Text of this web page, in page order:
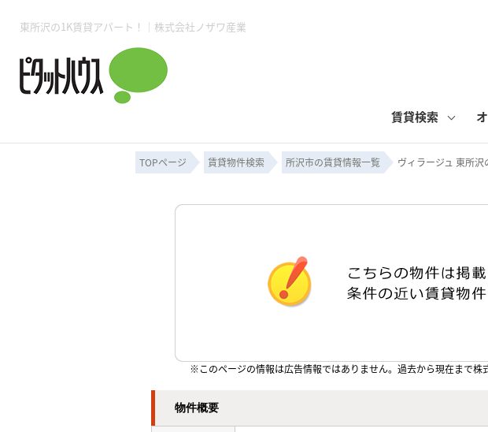
東所沢の1K賃貸アパート！｜株式会社ノザワ産業
賃貸検索
売却の流れ
所沢賃貸TOP
月極駐車場 事業用物件 コンテナ
賃貸管理業務
入居者様用ページTOP 住まいのト
売買物件一覧
無料売却査定
必要な書類
会社概要
ピタットハウス所沢店 ピタットハウス小手指店
ご来店予約
TOPページ 賃貸物件検索 所沢市の賃貸情報一覧 ヴィラージュ 東所
※このページの情報は広告情報ではありません。過去から現在まで株
物件概要